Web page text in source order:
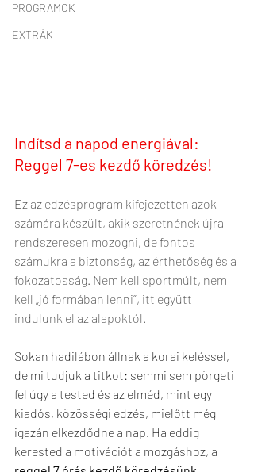
PROGRAMOK
EXTRÁK
Indítsd a napod energiával:
Reggel 7-es kezdő köredzés!
Ez az edzésprogram kifejezetten azok
számára készült, akik szeretnének újra
rendszeresen mozogni, de fontos
számukra a biztonság, az érthetőség és a
fokozatosság. Nem kell sportmúlt, nem
kell „jó formában lenni”, itt együtt
indulunk el az alapoktól.
Sokan hadilábon állnak a korai keléssel,
de mi tudjuk a titkot: semmi sem pörgeti
fel úgy a tested és az elméd, mint egy
kiadós, közösségi edzés, mielőtt még
igazán elkezdődne a nap. Ha eddig
kerested a motivációt a mozgáshoz, a